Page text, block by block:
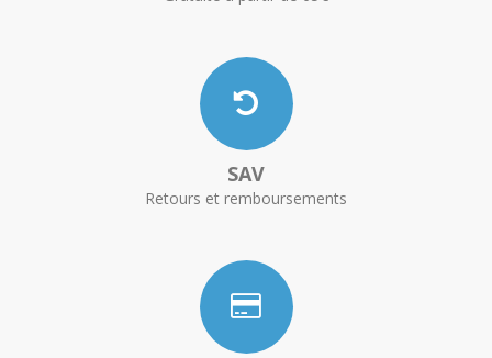
SAV
Retours et remboursements